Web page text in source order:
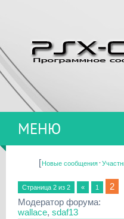
МЕНЮ
[Новые сообщения·
Страница 2 из 2 « 1
2
Модератор форума:
wallace, sdaf13